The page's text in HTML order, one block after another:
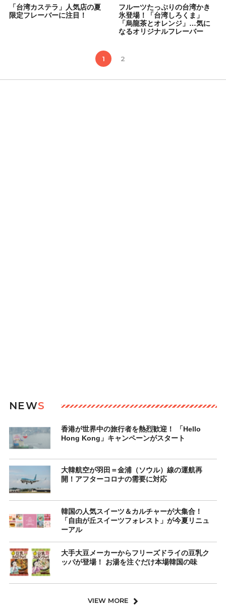
「台湾カステラ」人気店の夏
限定フレーバーに注目！
フルーツたっぷりの台湾かき
氷登場！「台湾しろくま」
「烏龍茶とオレンジ」…気に
なるオリジナルフレーバー
1 2
NEWS
香港が世界中の旅行者を熱烈歓迎！ 「Hello
Hong Kong」キャンペーンがスタート
大韓航空が羽田＝金浦（ソウル）線の運航再
開！アフターコロナの需要に対応
韓国の人気スイーツ＆カルチャーが大集合！
「自由が丘スイーツフォレスト」が今夏リニュ
ーアル
大手大豆メーカーからフリーズドライの豆乳ク
ッパが登場！ お湯を注ぐだけ本場韓国の味
VIEW MORE